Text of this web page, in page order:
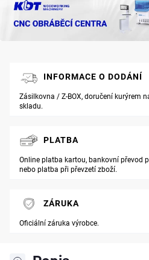
INFORMACE O DODÁNÍ
Zásilkovna / Z-BOX, doručení kurýrem
skladu.
PLATBA
Online platba kartou, bankovní převod
nebo platba při převzetí zboží.
ZÁRUKA
Oficiální záruka výrobce.